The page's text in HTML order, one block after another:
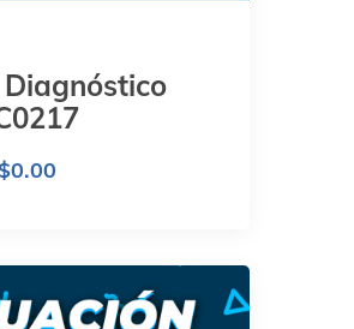
0.00